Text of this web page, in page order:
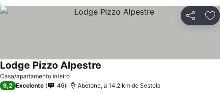
Partilhar
Casa/apartamento inteiro
Lodge Pizzo Alpestre
9,2 Excelente 46 Abetone, a 14.2 km de Sestola